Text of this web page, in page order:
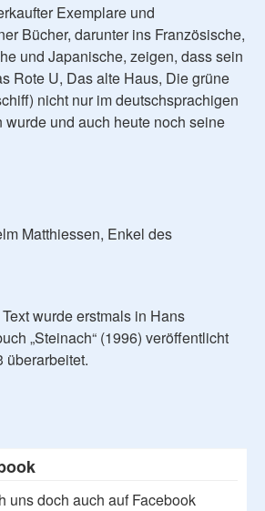
Exemplare und
Bücher, darunter ins Französische,
und Japanische, zeigen, dass sein
Rote U, Das alte Haus, Die grüne
nicht nur im deutschsprachigen
wurde und auch heute noch seine
Matthiessen, Enkel des
wurde erstmals in Hans
„Steinach“ (1996) veröffentlicht
überarbeitet.
uns doch auch auf Facebook